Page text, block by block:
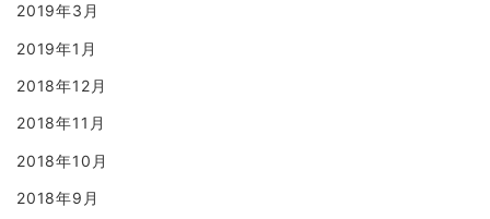
2019年3月
2019年1月
2018年12月
2018年11月
2018年10月
2018年9月